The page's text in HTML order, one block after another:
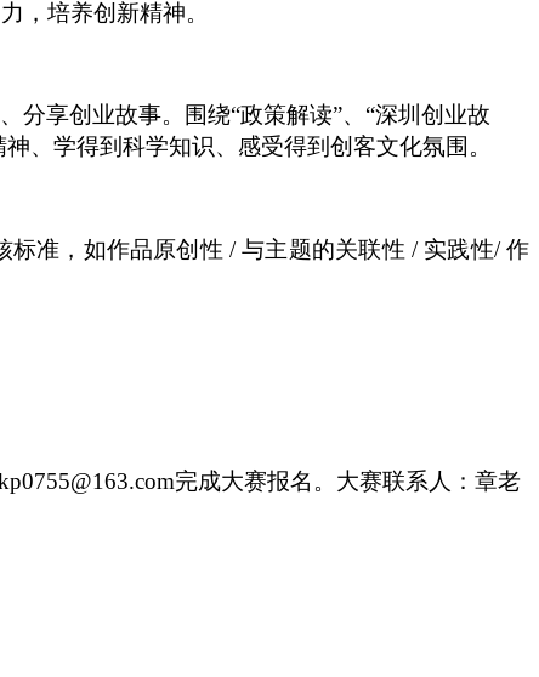
，培养创新精神。
分享创业故事。围绕“政策解读”、“深圳创业故
、学得到科学知识、感受得到创客文化氛围。
标准，如作品原创性 / 与主题的关联性 / 实践性/ 作
完成大赛报名。大赛联系人：章老